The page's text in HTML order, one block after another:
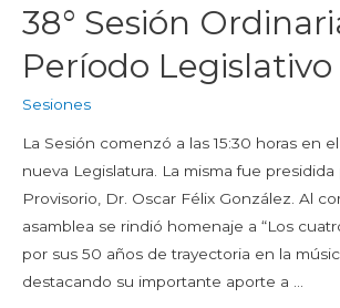
38° Sesión
Período Legislativo
Sesiones
La Sesión comenzó a las 15:30 horas en
nueva Legislatura. La misma fue
Provisorio, Dr. Oscar Félix González. Al
asamblea se rindió homenaje a “Los
por sus 50 años de trayectoria en la
destacando su importante aporte a …